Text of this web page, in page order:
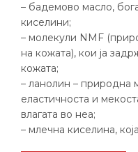
– бадемово масло,
киселини;
– молекули NMF
на кожата), кои ја
кожата;
– ланолин – природна
еластичноста и
влагата во неа;
– млечна киселина,